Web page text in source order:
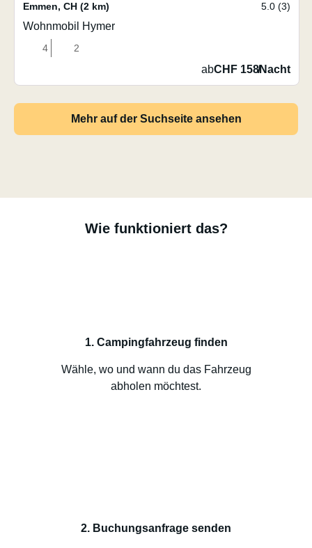
Emmen, CH (2 km) 5.0 (3)
Wohnmobil Hymer
4 2
abCHF 158/Nacht
Mehr auf der Suchseite ansehen
Wie funktioniert das?
1. Campingfahrzeug finden
Wähle, wo und wann du das Fahrzeug
abholen möchtest.
2. Buchungsanfrage senden